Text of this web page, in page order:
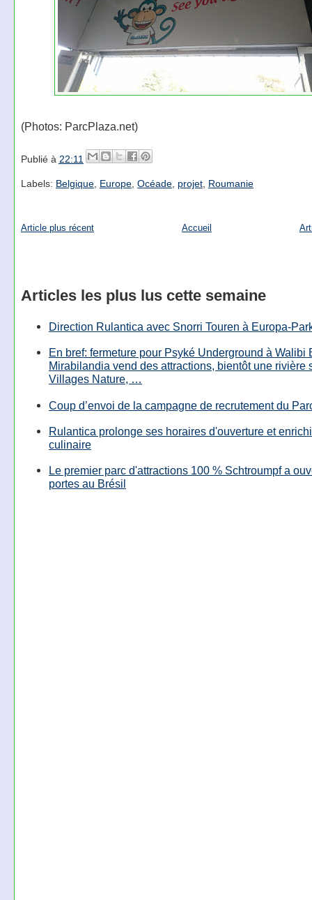
(Photos: ParcPlaza.net)
Publié à 22:11
Labels: Belgique, Europe, Océade, projet, Roumanie
Article plus récent Accueil
Articles les plus lus cette semaine
Direction Rulantica avec Snorri Touren à Europa-
En bref: fermeture pour Psyké Underground à Walibi
Mirabilandia vend des attractions, bientôt une rivière
Villages Nature, …
Coup d’envoi de la campagne de recrutement du
Rulantica prolonge ses horaires d'ouverture et
culinaire
Le premier parc d'attractions 100 % Schtroumpf a
portes au Brésil